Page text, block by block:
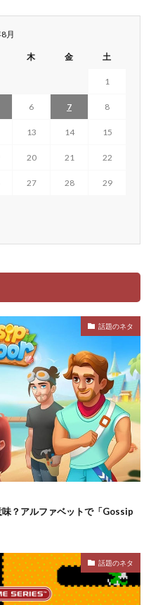
月
木 金 土
1
6 7 8
13 14 15
20 21 22
27 28 29
話題のネタ
味？アルファベットで「Gossip
話題のネタ